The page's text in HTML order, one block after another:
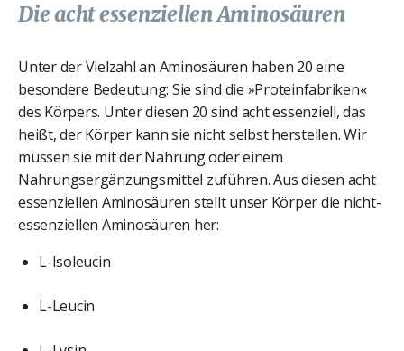
Die acht essenziellen Aminosäuren
Unter der Vielzahl an Aminosäuren haben 20 eine
besondere Bedeutung: Sie sind die »Proteinfabriken«
des Körpers. Unter diesen 20 sind acht essenziell, das
heißt, der Körper kann sie nicht selbst herstellen. Wir
müssen sie mit der Nahrung oder einem
Nahrungsergänzungsmittel zuführen. Aus diesen acht
essenziellen Aminosäuren stellt unser Körper die nicht-
essenziellen Aminosäuren her:
L-Isoleucin
L-Leucin